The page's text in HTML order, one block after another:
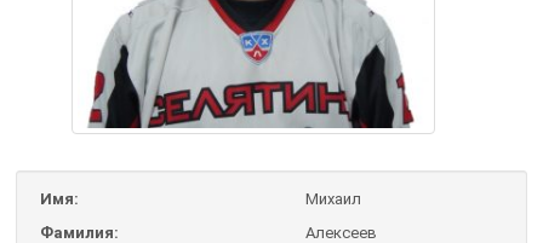
Имя:
Михаил
Фамилия:
Алексеев